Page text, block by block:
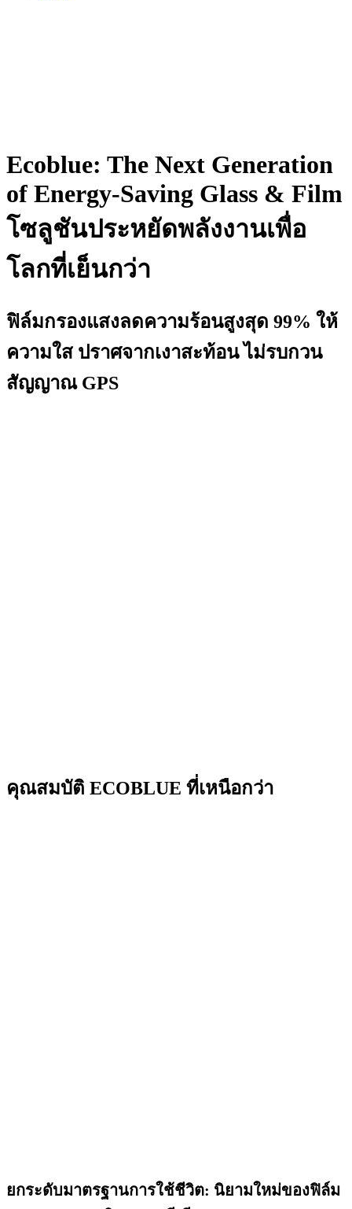
Ecoblue: The Next Generation
of Energy-Saving Glass & Film
โซลูชันประหยัดพลังงานเพื่อ
โลกที่เย็นกว่า
ฟิล์มกรองแสงลดความร้อนสูงสุด 99% ให้
ความใส ปราศจากเงาสะท้อน ไม่รบกวน
สัญญาณ GPS
คุณสมบัติ ECOBLUE ที่เหนือกว่า
ยกระดับมาตรฐานการใช้ชีวิต: นิยามใหม่ของฟิล์ม